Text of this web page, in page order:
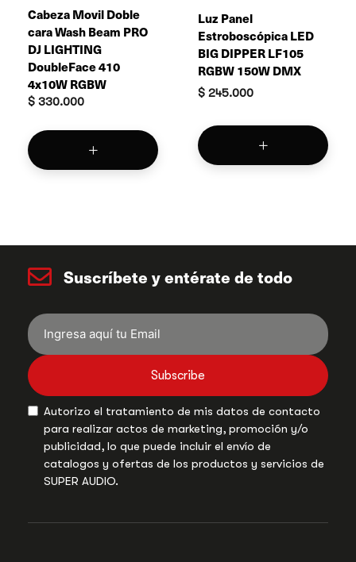
Cabeza Movil Doble
cara Wash Beam PRO
DJ LIGHTING
DoubleFace 410
4x10W RGBW
$ 330.000
Luz Panel
Estroboscópica LED
BIG DIPPER LF105
RGBW 150W DMX
$ 245.000
Suscríbete y entérate de todo
Subscribe
Autorizo el tratamiento de mis datos de contacto
para realizar actos de marketing, promoción y/o
publicidad, lo que puede incluir el envío de
catalogos y ofertas de los productos y servicios de
SUPER AUDIO.